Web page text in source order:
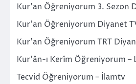
Kur’an Öğreniyorum 3. Sezon
Kur’an Öğreniyorum Diyanet
Kur’an Öğreniyorum TRT
Kur’ân-ı Kerîm Öğreniyorum –
Tecvid Öğreniyorum – İlamtv